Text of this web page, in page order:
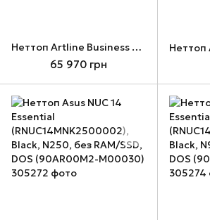
Неттоп Artline Business B12, Black/Grey, i7-1370P, 32Gb, 1Tb, Xe, WiFi, Win11P (B12v40Win)
65 970 грн